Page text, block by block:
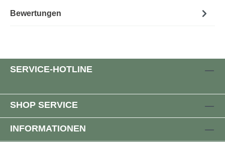
Bewertungen
SERVICE-HOTLINE
SHOP SERVICE
INFORMATIONEN